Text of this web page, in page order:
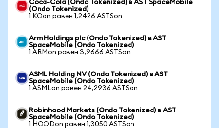
Coca-Cola (Ondo Tokenized) в AST SpaceMobile
(Ondo Tokenized)
1 KOon равен 1,2426 ASTSon
Arm Holdings plc (Ondo Tokenized) в AST
SpaceMobile (Ondo Tokenized)
1 ARMon равен 3,9666 ASTSon
ASML Holding NV (Ondo Tokenized) в AST
SpaceMobile (Ondo Tokenized)
1 ASMLon равен 24,2936 ASTSon
Robinhood Markets (Ondo Tokenized) в AST
SpaceMobile (Ondo Tokenized)
1 HOODon равен 1,3050 ASTSon